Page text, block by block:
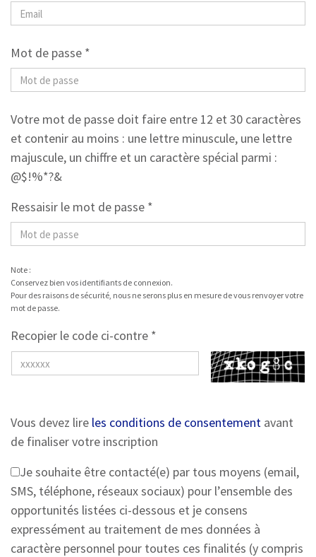
Mot de passe *
Votre mot de passe doit faire entre 12 et 30 caractères
et contenir au moins : une lettre minuscule, une lettre
majuscule, un chiffre et un caractère spécial parmi :
@$!%*?&
Ressaisir le mot de passe *
Note :
Conservez bien vos identifiants de connexion.
Pour des raisons de sécurité, nous ne serons plus en mesure de vous renvoyer votre
mot de passe.
Recopier le code ci-contre *
Vous devez lire les conditions de consentement avant
de finaliser votre inscription
Je souhaite être contacté(e) par tous moyens (email,
SMS, téléphone, réseaux sociaux) pour l’ensemble des
opportunités listées ci-dessous et je consens
expressément au traitement de mes données à
caractère personnel pour toutes ces finalités (y compris